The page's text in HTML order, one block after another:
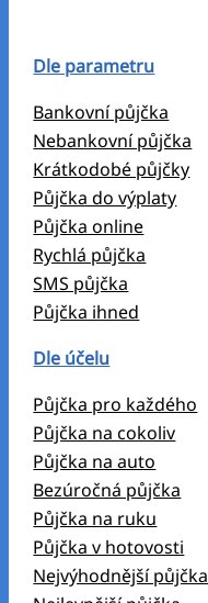
Dle parametru
Bankovní půjčka
Nebankovní půjčka
Krátkodobé půjčky
Půjčka do výplaty
Půjčka online
Rychlá půjčka
SMS půjčka
Půjčka ihned
Dle účelu
Půjčka pro každého
Půjčka na cokoliv
Půjčka na auto
Bezúročná půjčka
Půjčka na ruku
Půjčka v hotovosti
Nejvýhodnější půjčka